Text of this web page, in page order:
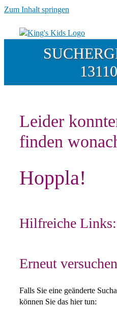
Zum Inhalt springen
Leider
finden
Hoppla!
Hilfreiche Links:
Erneut versuchen
Falls Sie eine geänderte
können Sie das hier tun: